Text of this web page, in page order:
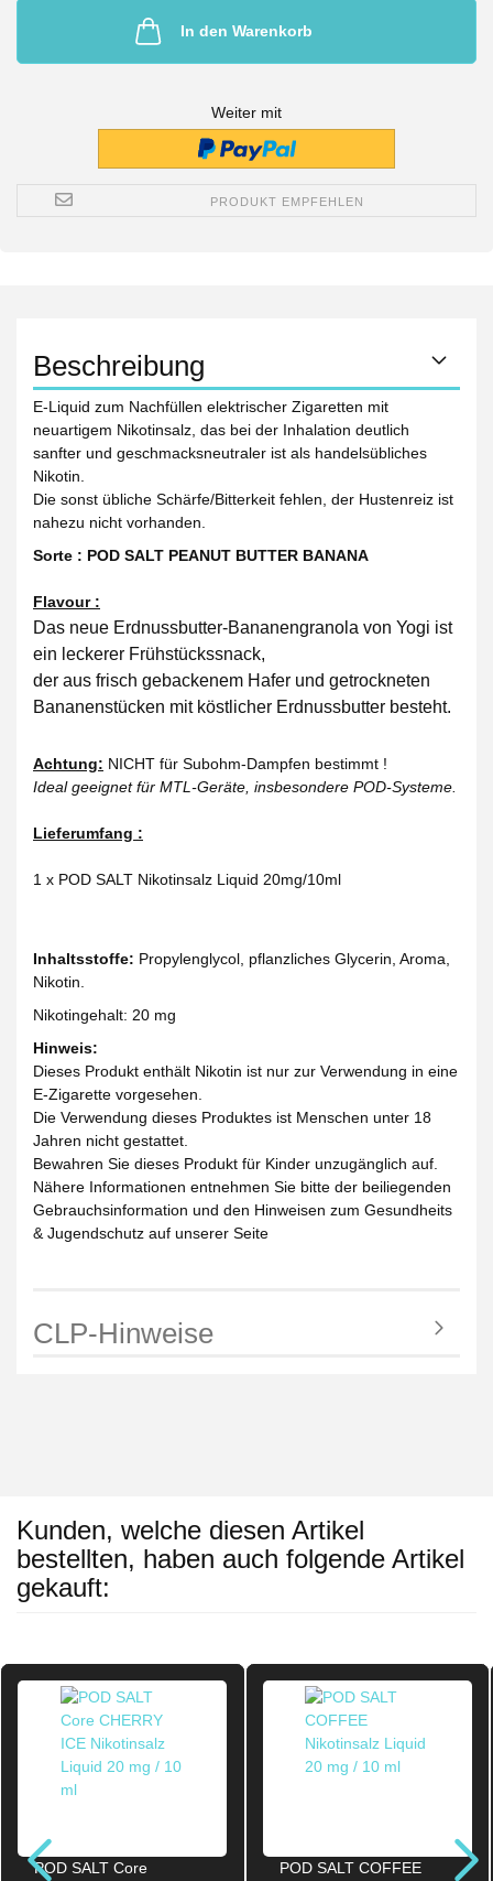
In den Warenkorb
Weiter mit
PRODUKT EMPFEHLEN
Beschreibung
E-Liquid zum Nachfüllen elektrischer Zigaretten mit
neuartigem Nikotinsalz, das bei der Inhalation deutlich
sanfter und geschmacksneutraler ist als handelsübliches
Nikotin.
Die sonst übliche Schärfe/Bitterkeit fehlen, der Hustenreiz ist
nahezu nicht vorhanden.
Sorte : POD SALT PEANUT BUTTER BANANA
Flavour :
Das neue Erdnussbutter-Bananengranola von Yogi ist
ein leckerer Frühstückssnack,
der aus frisch gebackenem Hafer und getrockneten
Bananenstücken mit köstlicher Erdnussbutter besteht.
Achtung: NICHT für Subohm-Dampfen bestimmt !
Ideal geeignet für MTL-Geräte, insbesondere POD-Systeme.
Lieferumfang :
1 x POD SALT Nikotinsalz Liquid 20mg/10ml
Inhaltsstoffe: Propylenglycol, pflanzliches Glycerin, Aroma,
Nikotin.
Nikotingehalt: 20 mg
Hinweis:
Dieses Produkt enthält Nikotin ist nur zur Verwendung in eine
E-Zigarette vorgesehen.
Die Verwendung dieses Produktes ist Menschen unter 18
Jahren nicht gestattet.
Bewahren Sie dieses Produkt für Kinder unzugänglich auf.
Nähere Informationen entnehmen Sie bitte der beiliegenden
Gebrauchsinformation und den Hinweisen zum Gesundheits
& Jugendschutz auf unserer Seite
CLP-Hinweise
Kunden, welche diesen Artikel
bestellten, haben auch folgende Artikel
gekauft:
POD SALT Core POD SALT COFFEE